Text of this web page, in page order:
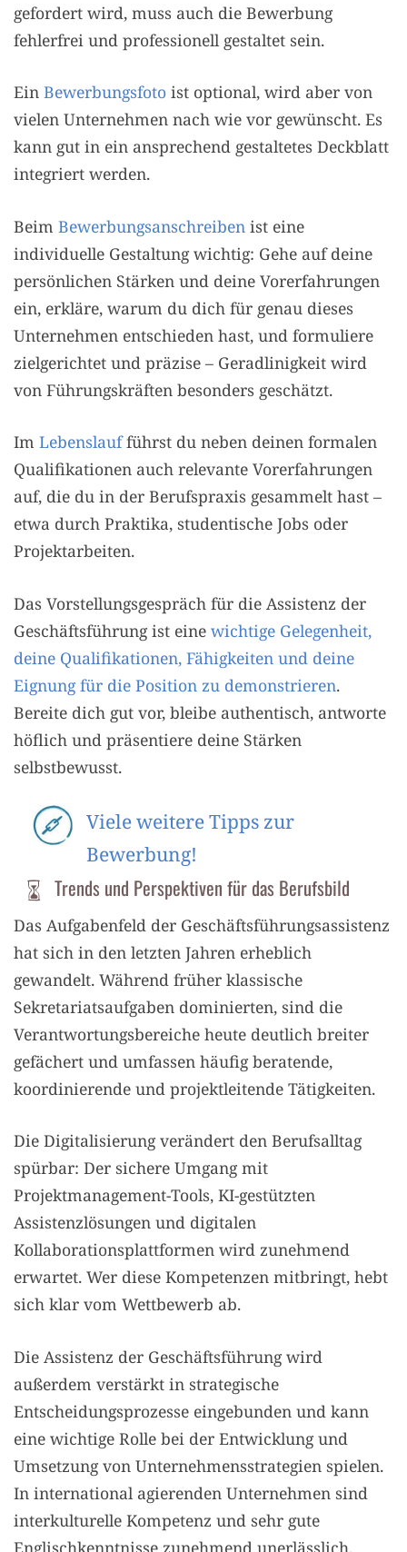
gefordert wird, muss auch die Bewerbung
fehlerfrei und professionell gestaltet sein.
Ein Bewerbungsfoto ist optional, wird aber von
vielen Unternehmen nach wie vor gewünscht. Es
kann gut in ein ansprechend gestaltetes Deckblatt
integriert werden.
Beim Bewerbungsanschreiben ist eine
individuelle Gestaltung wichtig: Gehe auf deine
persönlichen Stärken und deine Vorerfahrungen
ein, erkläre, warum du dich für genau dieses
Unternehmen entschieden hast, und formuliere
zielgerichtet und präzise – Geradlinigkeit wird
von Führungskräften besonders geschätzt.
Im Lebenslaufführst du neben deinen formalen
Qualifikationen auch relevante Vorerfahrungen
auf, die du in der Berufspraxis gesammelt hast –
etwa durch Praktika, studentische Jobs oder
Projektarbeiten.
Das Vorstellungsgespräch für die Assistenz der
Geschäftsführung ist eine wichtige Gelegenheit,
deine Qualifikationen, Fähigkeiten und deine
Eignung für die Position zu demonstrieren.
Bereite dich gut vor, bleibe authentisch, antworte
höflich und präsentiere deine Stärken
selbstbewusst.
Viele weitere Tipps zur
Bewerbung!
Trends und Perspektiven für das Berufsbild
Das Aufgabenfeld der Geschäftsführungsassistenz
hat sich in den letzten Jahren erheblich
gewandelt. Während früher klassische
Sekretariatsaufgaben dominierten, sind die
Verantwortungsbereiche heute deutlich breiter
gefächert und umfassen häufig beratende,
koordinierende und projektleitende Tätigkeiten.
Die Digitalisierung verändert den Berufsalltag
spürbar: Der sichere Umgang mit
Projektmanagement-Tools, KI-gestützten
Assistenzlösungen und digitalen
Kollaborationsplattformen wird zunehmend
erwartet. Wer diese Kompetenzen mitbringt, hebt
sich klar vom Wettbewerb ab.
Die Assistenz der Geschäftsführung wird
außerdem verstärkt in strategische
Entscheidungsprozesse eingebunden und kann
eine wichtige Rolle bei der Entwicklung und
Umsetzung von Unternehmensstrategien spielen.
In international agierenden Unternehmen sind
interkulturelle Kompetenz und sehr gute
Englischkenntnisse zunehmend unerlässlich.